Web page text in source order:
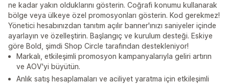
ne kadar yakın olduklarını gösterin. Coğrafi konumu kullanarak
bölge veya ülkeye özel promosyonları gösterin. Kod gerekmez!
Yönetici hesabınızdan tanıtım açılır banner'ınızı saniyeler içinde
ayarlayın ve özelleştirin. Başlangıç ve kurulum desteği. Eskiye
göre Bold, şimdi Shop Circle tarafından destekleniyor!
Markalı, etkileşimli promosyon kampanyalarıyla geliri artırın
ve AOV'yi büyütün.
Anlık satış hesaplamaları ve aciliyet yaratma için etkileşimli